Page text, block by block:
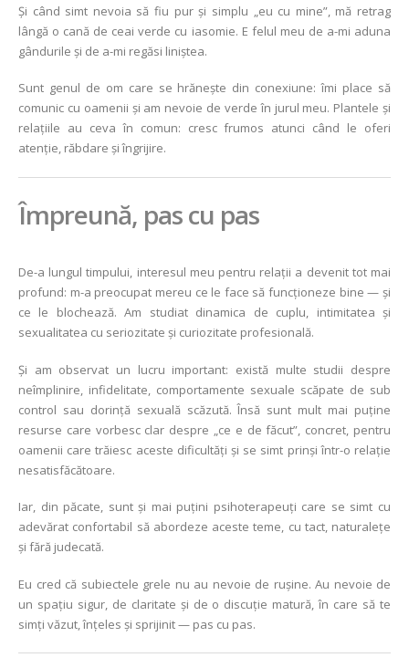
Și când simt nevoia să fiu pur și simplu „eu cu mine”, mă retrag
lângă o cană de ceai verde cu iasomie. E felul meu de a-mi aduna
gândurile și de a-mi regăsi liniștea.
Sunt genul de om care se hrănește din conexiune: îmi place să
comunic cu oamenii și am nevoie de verde în jurul meu. Plantele și
relațiile au ceva în comun: cresc frumos atunci când le oferi
atenție, răbdare și îngrijire.
Împreună, pas cu pas
De-a lungul timpului, interesul meu pentru relații a devenit tot mai
profund: m-a preocupat mereu ce le face să funcționeze bine — și
ce le blochează. Am studiat dinamica de cuplu, intimitatea și
sexualitatea cu seriozitate și curiozitate profesională.
Și am observat un lucru important: există multe studii despre
neîmplinire, infidelitate, comportamente sexuale scăpate de sub
control sau dorință sexuală scăzută. Însă sunt mult mai puține
resurse care vorbesc clar despre „ce e de făcut”, concret, pentru
oamenii care trăiesc aceste dificultăți și se simt prinși într-o relație
nesatisfăcătoare.
Iar, din păcate, sunt și mai puțini psihoterapeuți care se simt cu
adevărat confortabil să abordeze aceste teme, cu tact, naturalețe
și fără judecată.
Eu cred că subiectele grele nu au nevoie de rușine. Au nevoie de
un spațiu sigur, de claritate și de o discuție matură, în care să te
simți văzut, înțeles și sprijinit — pas cu pas.